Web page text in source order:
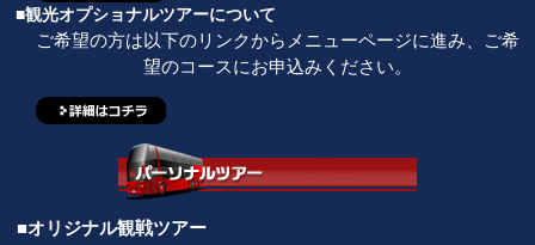
■観光オプショナルツアーについて
ご希望の方は以下のリンクからメニューページに進み、ご希
望のコースにお申込みください。
■オリジナル観戦ツアー